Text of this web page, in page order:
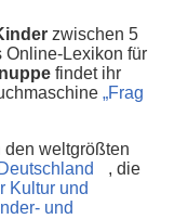
zwischen 5
Online-Lexikon für
findet ihr
„Frag
den weltgrößten
, die
Kultur und
und